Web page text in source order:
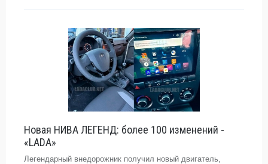
Новая НИВА ЛЕГЕНД: более 100 изменений -
«LADA»
Легендарный внедорожник получил новый двигатель,